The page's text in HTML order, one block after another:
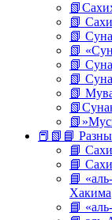
📗
📗
📗
📗
📗
📗
📕📗📘
📘
📘
📘
Хакима
📘